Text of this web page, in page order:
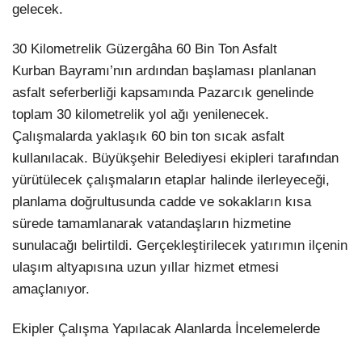
gelecek.
30 Kilometrelik Güzergâha 60 Bin Ton Asfalt
Kurban Bayramı’nın ardından başlaması planlanan
asfalt seferberliği kapsamında Pazarcık genelinde
toplam 30 kilometrelik yol ağı yenilenecek.
Çalışmalarda yaklaşık 60 bin ton sıcak asfalt
kullanılacak. Büyükşehir Belediyesi ekipleri tarafından
yürütülecek çalışmaların etaplar halinde ilerleyeceği,
planlama doğrultusunda cadde ve sokakların kısa
sürede tamamlanarak vatandaşların hizmetine
sunulacağı belirtildi. Gerçekleştirilecek yatırımın ilçenin
ulaşım altyapısına uzun yıllar hizmet etmesi
amaçlanıyor.
Ekipler Çalışma Yapılacak Alanlarda İncelemelerde